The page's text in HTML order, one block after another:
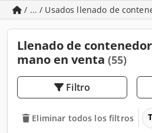
/ ... / Usados llenado de
Llenado de
mano en venta (55)
Filtro
Eliminar todos los filtros